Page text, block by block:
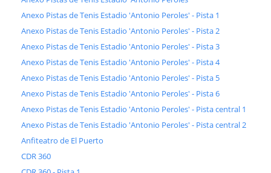
Anexo Pistas de Tenis Estadio 'Antonio Peroles' - Pista 1
Anexo Pistas de Tenis Estadio 'Antonio Peroles' - Pista 2
Anexo Pistas de Tenis Estadio 'Antonio Peroles' - Pista 3
Anexo Pistas de Tenis Estadio 'Antonio Peroles' - Pista 4
Anexo Pistas de Tenis Estadio 'Antonio Peroles' - Pista 5
Anexo Pistas de Tenis Estadio 'Antonio Peroles' - Pista 6
Anexo Pistas de Tenis Estadio 'Antonio Peroles' - Pista central 1
Anexo Pistas de Tenis Estadio 'Antonio Peroles' - Pista central 2
Anfiteatro de El Puerto
CDR 360